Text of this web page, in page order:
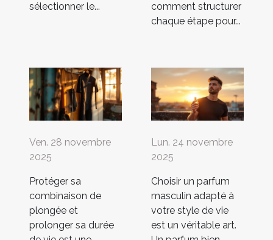
sélectionner le...
comment structurer
chaque étape pour...
Ven. 28 novembre
2025
Protéger sa
combinaison de
plongée et
prolonger sa durée
Lun. 24 novembre
2025
Choisir un parfum
masculin adapté à
votre style de vie
est un véritable art.